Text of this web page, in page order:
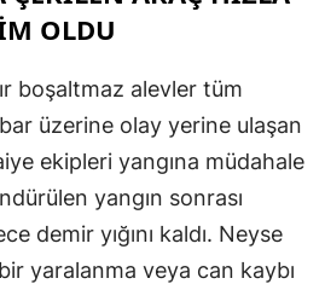
OLDU
boşaltmaz alevler tüm
üzerine olay yerine ulaşan
ekipleri yangına müdahale
yangın sonrası
demir yığını kaldı. Neyse
yaralanma veya can kaybı